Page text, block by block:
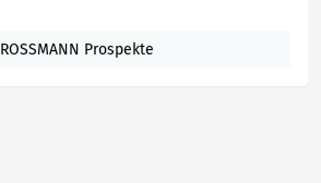
ROSSMANN Prospekte